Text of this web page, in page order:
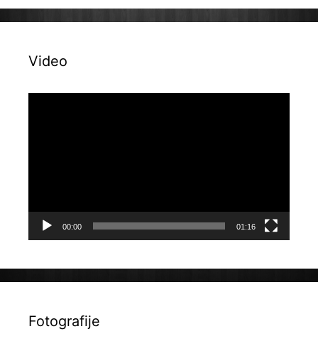
Video
00:00 01:16
Fotografije